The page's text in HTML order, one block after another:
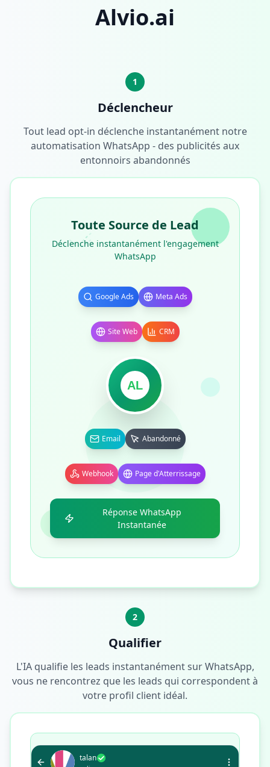
Alvio.ai
1
Déclencheur
Tout lead opt-in déclenche instantanément notre
automatisation WhatsApp - des publicités aux
entonnoirs abandonnés
Toute Source de Lead
Déclenche instantanément l'engagement
WhatsApp
Google Ads Meta Ads
Site Web CRM
AL
Email Abandonné
Webhook Page d'Atterrissage
Réponse WhatsApp
Instantanée
2
Qualifier
L'IA qualifie les leads instantanément sur WhatsApp,
vous ne rencontrez que les leads qui correspondent à
votre profil client idéal.
talan